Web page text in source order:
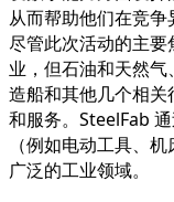
从而帮助他们在竞争
尽管此次活动的主
业，但石油和天然气
造船和其他几个相
和服务。SteelFab
（例如电动工具、
广泛的工业领域。